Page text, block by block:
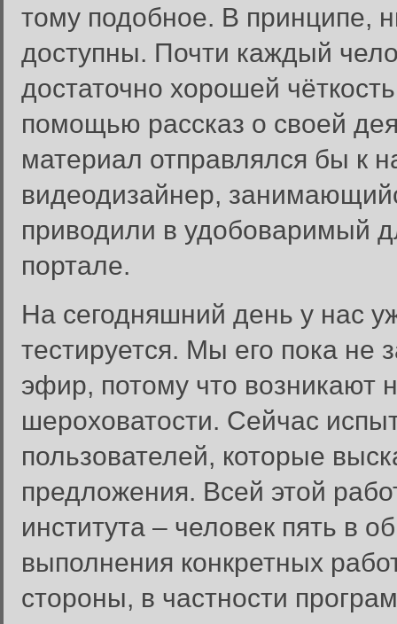
тому подобное. В принципе,
доступны. Почти каждый
достаточно хорошей
помощью рассказ о своей
материал отправлялся бы к
видеодизайнер,
приводили в удобоваримый
портале.
На сегодняшний день у нас
тестируется. Мы его пока не
эфир, потому что возникают
шероховатости. Сейчас
пользователей, которые
предложения. Всей этой
института – человек пять в
выполнения конкретных
стороны, в частности